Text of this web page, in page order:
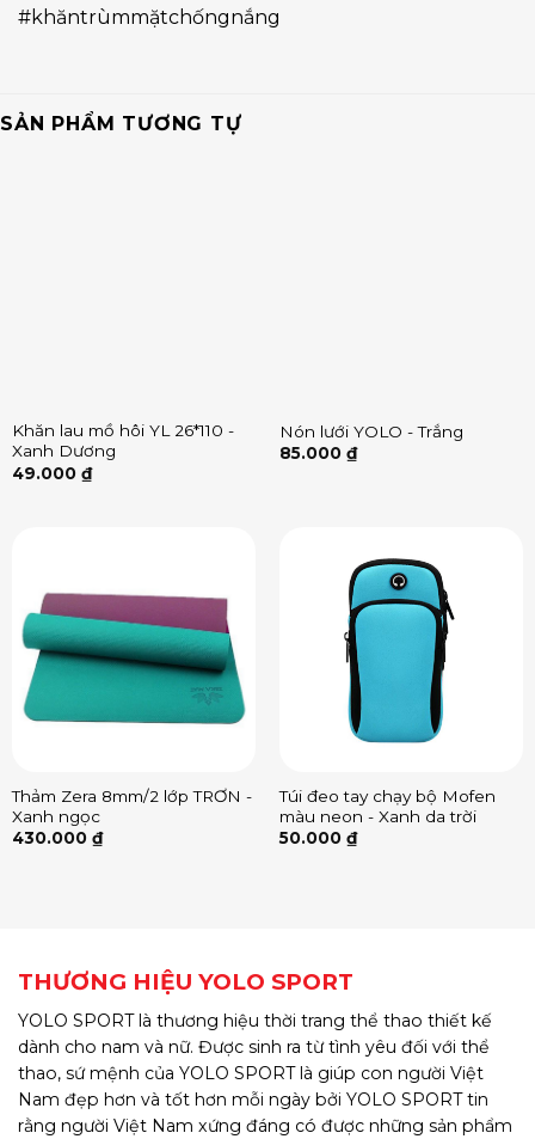
#khăntrùmmặtchốngnắng
SẢN PHẨM TƯƠNG TỰ
Khăn lau mồ hôi YL 26*110 -
Xanh Dương
49.000 ₫
Nón lưới YOLO - Trắng
85.000 ₫
Thảm Zera 8mm/2 lớp TRƠN -
Xanh ngọc
430.000 ₫
Túi đeo tay chạy bộ Mofen
màu neon - Xanh da trời
50.000 ₫
THƯƠNG HIỆU YOLO SPORT
YOLO SPORT là thương hiệu thời trang thể thao thiết kế
dành cho nam và nữ. Được sinh ra từ tình yêu đối với thể
thao, sứ mệnh của YOLO SPORT là giúp con người Việt
Nam đẹp hơn và tốt hơn mỗi ngày bởi YOLO SPORT tin
rằng người Việt Nam xứng đáng có được những sản phẩm